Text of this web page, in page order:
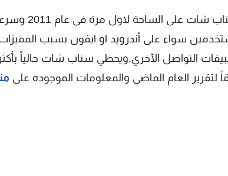
ظهر تطبيق
سواء على أندرويد او ايفون بسبب المميزات
لتقرير العام الماضي والمعلومات الموجوده على